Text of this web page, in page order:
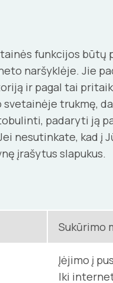
funkcijos būtų
naršyklėje. Jie
ir pagal tai
trukmę,
padaryti ją
nesutinkate, kad į
įrašytus slapukus.
Sukūrimo
Įėjimo į
Iki